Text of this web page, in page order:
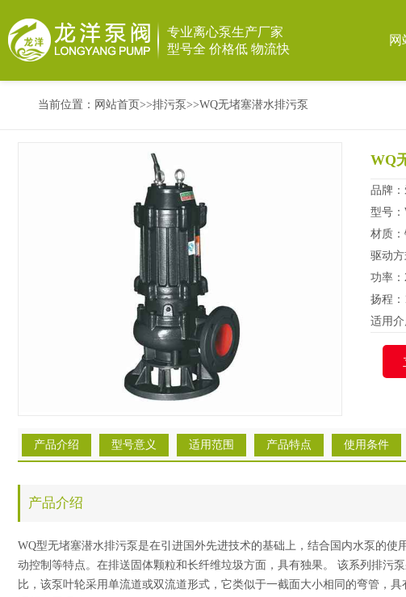
专业离心泵生产厂家
型号全 价格低 物流快
网
当前位置： 网站首页>>排污泵>>WQ无堵塞潜水排污泵
WQ
品牌
型号：
材质
驱动
功率：
扬程：
适用
产品介绍 型号意义 适用范围 产品特点 使用条件
产品介绍
WQ型无堵塞潜水排污泵是在引进国外先进技术的基础上，结合国内水泵的
动控制等特点。在排送固体颗粒和长纤维垃圾方面，具有独果。 该系列 排污泵
比，该泵叶轮采用单流道或双流道形式，它类似于一截面大小相同的弯管，